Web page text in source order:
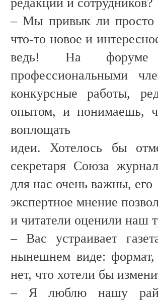
редакции и сотрудников?
– Мы привык ли просто
что-то новое и
ведь! На форуме
профессиональными
конкурсные работы,
опытом, и понимаешь,
воплощать
идеи. Хотелось бы
секретаря Союза
для нас очень важны, его
экспертное мнение
и читатели оценили наш
– Вас устраивает
нынешнем виде: формат,
нет, что хотели бы
– Я люблю нашу